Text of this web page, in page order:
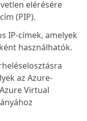
elérésére
(PIP).
IP-címek, amelyek
használhatók.
az Azure-
Virtual